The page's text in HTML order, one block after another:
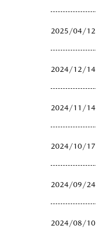
2025/04/12
2024/12/14
2024/11/14
2024/10/17
2024/09/24
2024/08/10